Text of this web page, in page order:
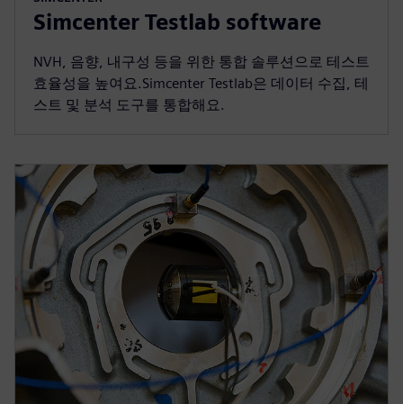
Simcenter Testlab software
NVH, 음향, 내구성 등을 위한 통합 솔루션으로 테스트
효율성을 높여요.Simcenter Testlab은 데이터 수집, 테
스트 및 분석 도구를 통합해요.